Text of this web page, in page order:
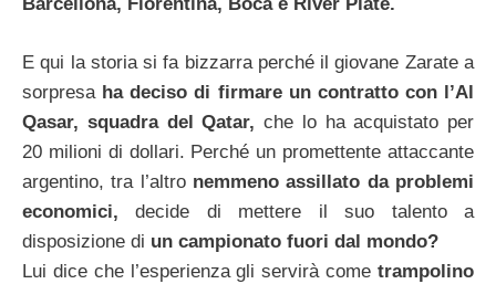
E qui la storia si fa bizzarra perché il giovane Zarate a
sorpresa ha deciso di firmare un contratto con l’Al
Qasar, squadra del Qatar, che lo ha acquistato per
20 milioni di dollari. Perché un promettente attaccante
argentino, tra l’altro nemmeno assillato da problemi
economici, decide di mettere il suo talento a
disposizione di un campionato fuori dal mondo?
Lui dice che l’esperienza gli servirà come trampolino